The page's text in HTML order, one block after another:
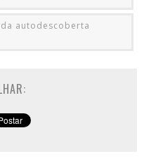
autodescoberta